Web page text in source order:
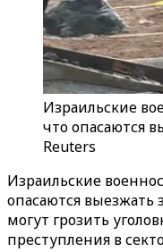
Израильские
что опасаются
Reuters
Израильские
опасаются выезжать
могут грозить
преступления в